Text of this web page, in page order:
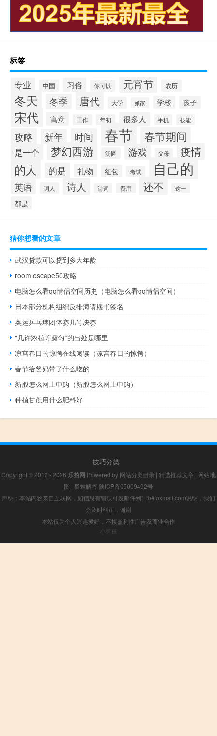
标签
专业 中国 习俗 你可以 元宵节 农历
冬天 冬季 唐代 大学 娘家 学校 孩子
宋代 寓意 工作 年初 很多人 手机 技能
攻略 新年 时间 春节 春节期间
是一个 梦幻西游 汤圆 游戏 父母 疫情
的人 的是 礼物 红包 考试 自己的
英语 词人 诗人 诗词 费用 还不 这一
都是
猜你想看的文章
武汉贷款可以贷到多大年龄
room escape50攻略
电脑怎么看qq情侣空间历史（电脑怎么看qq情侣空间）
日本部分机构组织反排海请愿书签名
奥运乒乓球团体赛几号决赛
“几许浓苞等露匀”的出处是哪里
凉宫春日的惊愕在线阅读（凉宫春日的惊愕）
春节给爸妈带了什么吃的
新股怎么网上申购（新股怎么网上申购）
种植甘蔗用什么肥料好
技巧分类
Copyright © 2012 - 2026 乐拍网 Powered by 网站分类目录 | 精选推荐文章 | 网站地
图 | 疑难解答 陕ICP备05009492号
声明：本站内容来自互联网，如信息有错误可发邮件到f_fb#foxmail.com说明，我们
会及时纠正，谢谢
本站仅为个人兴趣爱好，不接盈利性广告及商业合作
小男孩